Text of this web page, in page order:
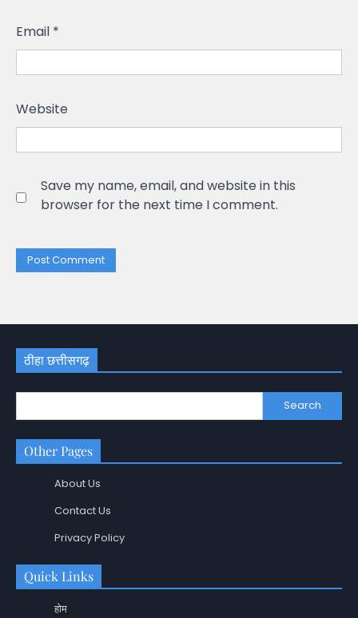
Email *
Website
Save my name, email, and website in this
browser for the next time I comment.
ठीहा छत्तीसगढ़
Search
Other Pages
About Us
Contact Us
Privacy Policy
Quick Links
होम